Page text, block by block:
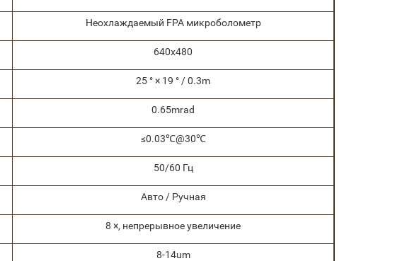
Неохлаждаемый FPA микроболометр
640х480
25 ° × 19 ° / 0.3m
0.65mrad
≤0.03℃@30℃
50/60 Гц
Авто / Ручная
8 ×, непрерывное увеличение
8-14um